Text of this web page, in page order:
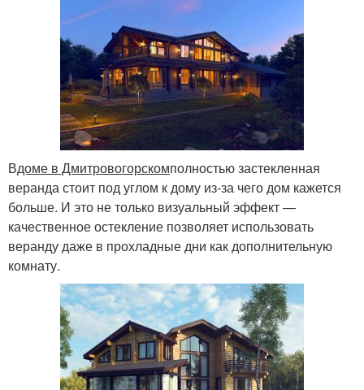
Вдоме в Дмитровогорскомполностью застекленная
веранда стоит под углом к дому из-за чего дом кажется
больше. И это не только визуальный эффект —
качественное остекление позволяет использовать
веранду даже в прохладные дни как дополнительную
комнату.